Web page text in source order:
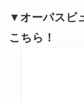
▼オーパスビ
こちら！